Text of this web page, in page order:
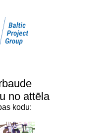
no attēla
kodu: